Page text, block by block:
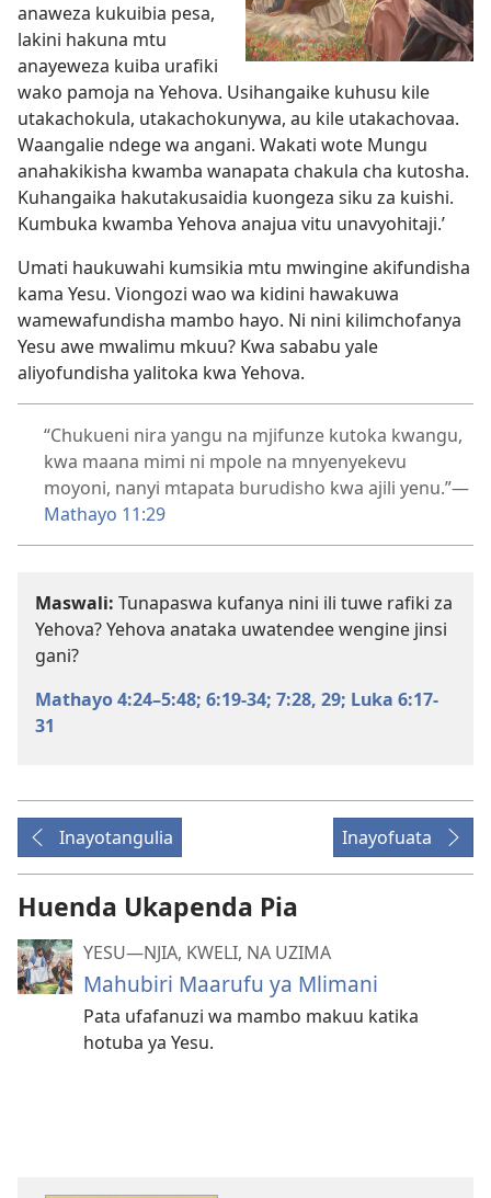
anaweza kukuibia pesa,
lakini hakuna mtu
anayeweza kuiba urafiki
wako pamoja na Yehova. Usihangaike kuhusu kile
utakachokula, utakachokunywa, au kile utakachovaa.
Waangalie ndege wa angani. Wakati wote Mungu
anahakikisha kwamba wanapata chakula cha kutosha.
Kuhangaika hakutakusaidia kuongeza siku za kuishi.
Kumbuka kwamba Yehova anajua vitu unavyohitaji.’
Umati haukuwahi kumsikia mtu mwingine akifundisha
kama Yesu. Viongozi wao wa kidini hawakuwa
wamewafundisha mambo hayo. Ni nini kilimchofanya
Yesu awe mwalimu mkuu? Kwa sababu yale
aliyofundisha yalitoka kwa Yehova.
“Chukueni nira yangu na mjifunze kutoka kwangu,
kwa maana mimi ni mpole na mnyenyekevu
moyoni, nanyi mtapata burudisho kwa ajili yenu.”​—
Mathayo 11:29
Maswali: Tunapaswa kufanya nini ili tuwe rafiki za
Yehova? Yehova anataka uwatendee wengine jinsi
gani?
Mathayo 4:24–5:48; 6:19-34; 7:28, 29; Luka 6:17-
31
Inayotangulia Inayofuata
Huenda Ukapenda Pia
YESU​—NJIA, KWELI, NA UZIMA
Mahubiri Maarufu ya Mlimani
Pata ufafanuzi wa mambo makuu katika
hotuba ya Yesu.